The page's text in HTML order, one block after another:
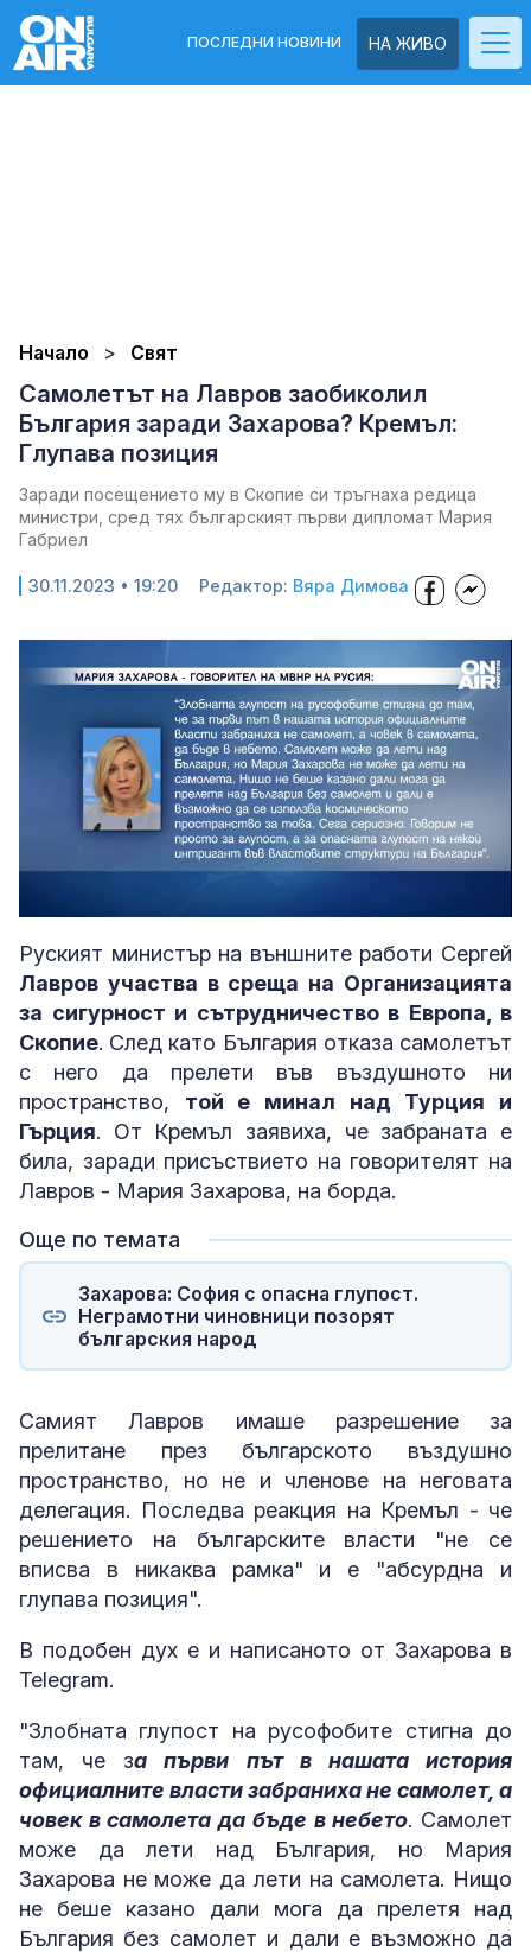
НА ЖИВО
ПОСЛЕДНИ НОВИНИ
Начало Свят
Самолетът на Лавров заобиколил
България заради Захарова? Кремъл:
Глупава позиция
Заради посещението му в Скопие си тръгнаха редица
министри, сред тях българският първи дипломат Мария
Габриел
30.11.2023 • 19:20 Редактор: Вяра Димова
Руският министър на външните работи Сергей
Лавров участва в среща на Организацията
за сигурност и сътрудничество в Европа, в
Скопие. След като България отказа самолетът
с него да прелети във въздушното ни
пространство, той е минал над Турция и
Гърция. От Кремъл заявиха, че забраната е
била, заради присъствието на говорителят на
Лавров - Мария Захарова, на борда.
Още по темата
Захарова: София с опасна глупост.
Неграмотни чиновници позорят
българския народ
Самият Лавров имаше разрешение за
прелитане през българското въздушно
пространство, но не и членове на неговата
делегация. Последва реакция на Кремъл - че
решението на българските власти "не се
вписва в никаква рамка" и е "абсурдна и
глупава позиция".
В подобен дух е и написаното от Захарова в
Telegram.
"Злобната глупост на русофобите стигна до
там, че за първи път в нашата история
официалните власти забраниха не самолет, а
човек в самолета да бъде в небето. Самолет
може да лети над България, но Мария
Захарова не може да лети на самолета. Нищо
не беше казано дали мога да прелетя над
България без самолет и дали е възможно да